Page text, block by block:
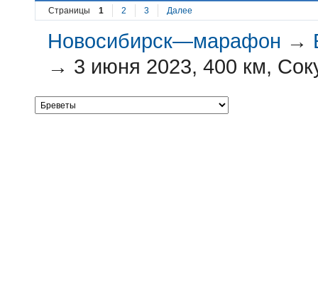
Страницы 1 2 3 Далее
Новосибирск—марафон →
→ 3 июня 2023, 400 км,